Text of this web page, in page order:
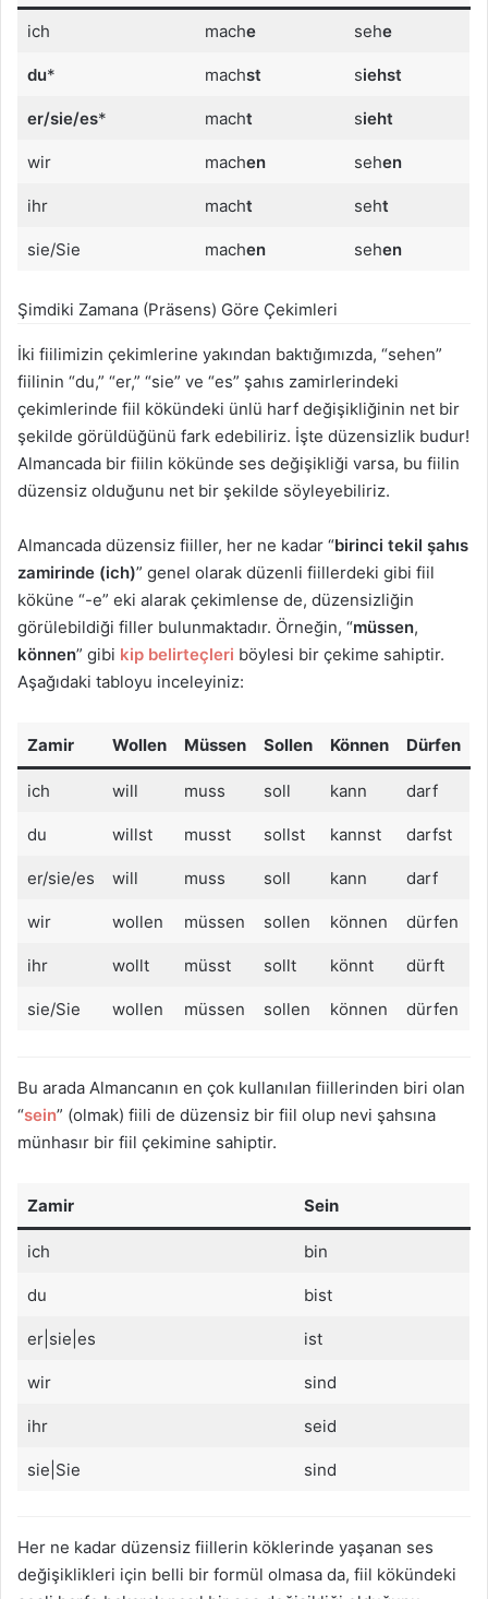
ich mache sehe
du* machst siehst
er/sie/es* macht sieht
wir machen sehen
ihr macht seht
sie/Sie machen sehen
Şimdiki Zamana (Präsens) Göre Çekimleri
İki fiilimizin çekimlerine yakından baktığımızda, “sehen”
fiilinin “du,” “er,” “sie” ve “es” şahıs zamirlerindeki
çekimlerinde fiil kökündeki ünlü harf değişikliğinin net bir
şekilde görüldüğünü fark edebiliriz. İşte düzensizlik budur!
Almancada bir fiilin kökünde ses değişikliği varsa, bu fiilin
düzensiz olduğunu net bir şekilde söyleyebiliriz.
Almancada düzensiz fiiller, her ne kadar “birinci tekil şahıs
zamirinde (ich)” genel olarak düzenli fiillerdeki gibi fiil
köküne “-e” eki alarak çekimlense de, düzensizliğin
görülebildiği filler bulunmaktadır. Örneğin, “müssen,
können” gibi kip belirteçleri böylesi bir çekime sahiptir.
Aşağıdaki tabloyu inceleyiniz:
Zamir Wollen Müssen Sollen Können Dürfen
ich will muss soll kann darf
du willst musst sollst kannst darfst
er/sie/es will muss soll kann darf
wir wollen müssen sollen können dürfen
ihr wollt müsst sollt könnt dürft
sie/Sie wollen müssen sollen können dürfen
Bu arada Almancanın en çok kullanılan fiillerinden biri olan
“sein” (olmak) fiili de düzensiz bir fiil olup nevi şahsına
münhasır bir fiil çekimine sahiptir.
Zamir Sein
ich bin
du bist
er|sie|es ist
wir sind
ihr seid
sie|Sie sind
Her ne kadar düzensiz fiillerin köklerinde yaşanan ses
değişiklikleri için belli bir formül olmasa da, fiil kökündeki